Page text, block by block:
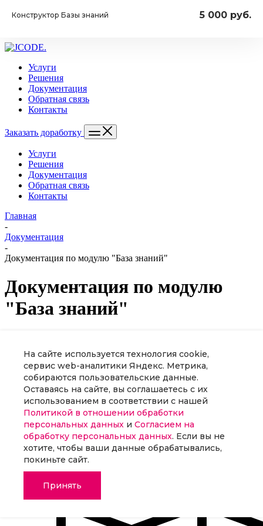
Конструктор Базы знаний 5 000 руб.
На сайте используется технология cookie,
сервис web-аналитики Яндекс. Метрика,
собираются пользовательские данные.
Оставаясь на сайте, вы соглашаетесь с их
использованием в соответствии с нашей
Политикой в отношении обработки
персональных данных и Согласием на
обработку персональных данных. Если вы не
хотите, чтобы ваши данные обрабатывались,
покиньте сайт.
Принять